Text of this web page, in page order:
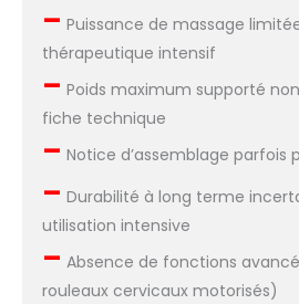
– Puissance de massage
thérapeutique intensif
– Poids maximum supporté
fiche technique
– Notice d’assemblage parfois
– Durabilité à long terme
utilisation intensive
– Absence de fonctions
rouleaux cervicaux motorisés)